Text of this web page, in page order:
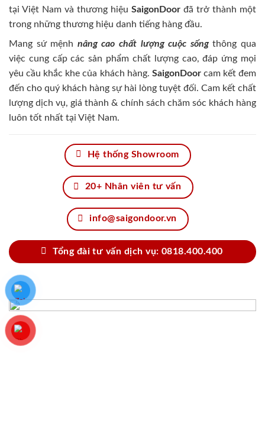
tại Việt Nam và thương hiệu SaigonDoor đã trở thành một
trong những thương hiệu danh tiếng hàng đầu.
Mang sứ mệnh nâng cao chất lượng cuộc sốngthông qua
việc cung cấp các sản phẩm chất lượng cao, đáp ứng mọi
yêu cầu khắc khe của khách hàng. SaigonDoorcam kết đem
đến cho quý khách hàng sự hài lòng tuyệt đối. Cam kết chất
lượng dịch vụ, giá thành & chính sách chăm sóc khách hàng
luôn tốt nhất tại Việt Nam.
Hệ thống Showroom
20+ Nhân viên tư vấn
info@saigondoor.vn
Tổng đài tư vấn dịch vụ: 0818.400.400